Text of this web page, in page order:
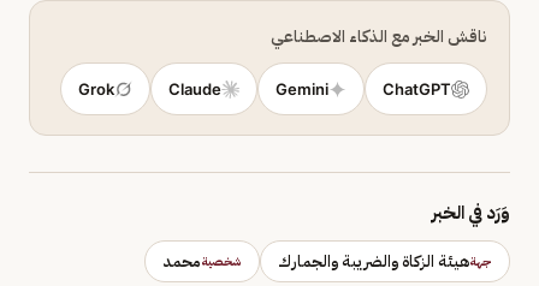
ناقش الخبر مع الذكاء الاصطناعي
ChatGPT
Gemini
Claude
Grok
وَرَد في الخبر
جهةهيئة الزكاة والضريبة والجمارك شخصيةمحمد